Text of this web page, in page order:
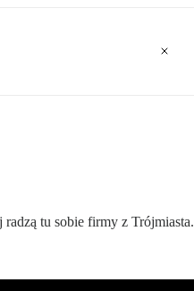
tu sobie firmy z Trójmiasta.